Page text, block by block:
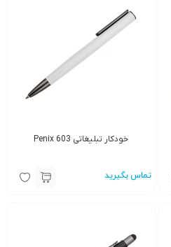
خودکار تبلیغاتی Penix 603
تماس بگیرید